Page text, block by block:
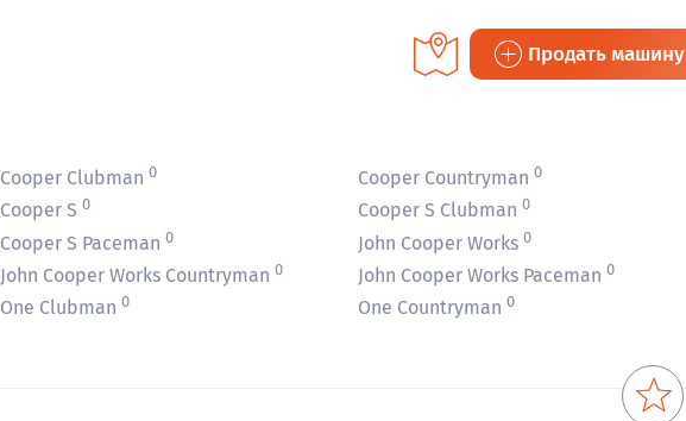
Продать машину
Cooper Clubman 0 Cooper Countryman 0
Cooper S 0 Cooper S Clubman 0
Cooper S Paceman 0 John Cooper Works 0
John Cooper Works Countryman 0 John Cooper Works Paceman 0
One Clubman 0 One Countryman 0